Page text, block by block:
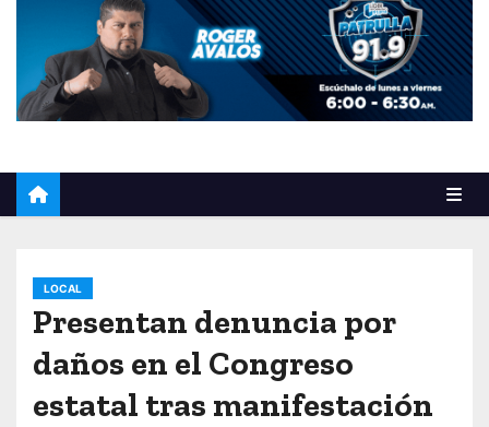
LOCAL
Presentan denuncia por
daños en el Congreso
estatal tras manifestación